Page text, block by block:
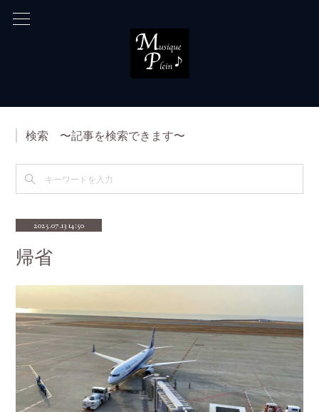
検索 〜記事を検索できます〜
2025.07.13 14:50
帰省